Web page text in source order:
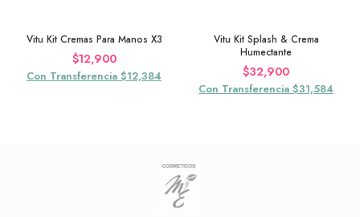
Vitu Kit Cremas Para Manos X3
$12,900
Con Transferencia $12,384
Vitu Kit Splash & Crema
Humectante
$32,900
Con Transferencia $31,584